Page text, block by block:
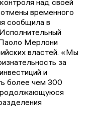
временного
сообщила в
Мерлони
властей. «Мы
за
и
более чем 300